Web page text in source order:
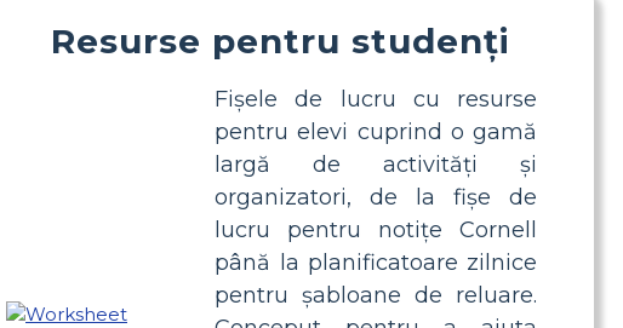
Resurse pentru studenți
Fișele de lucru cu resurse
pentru elevi cuprind o gamă
largă de activități și
organizatori, de la fișe de
lucru pentru notițe Cornell
până la planificatoare zilnice
pentru șabloane de reluare.